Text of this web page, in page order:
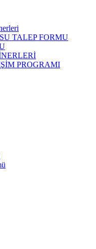
TALEP FORMU
PROGRAMI